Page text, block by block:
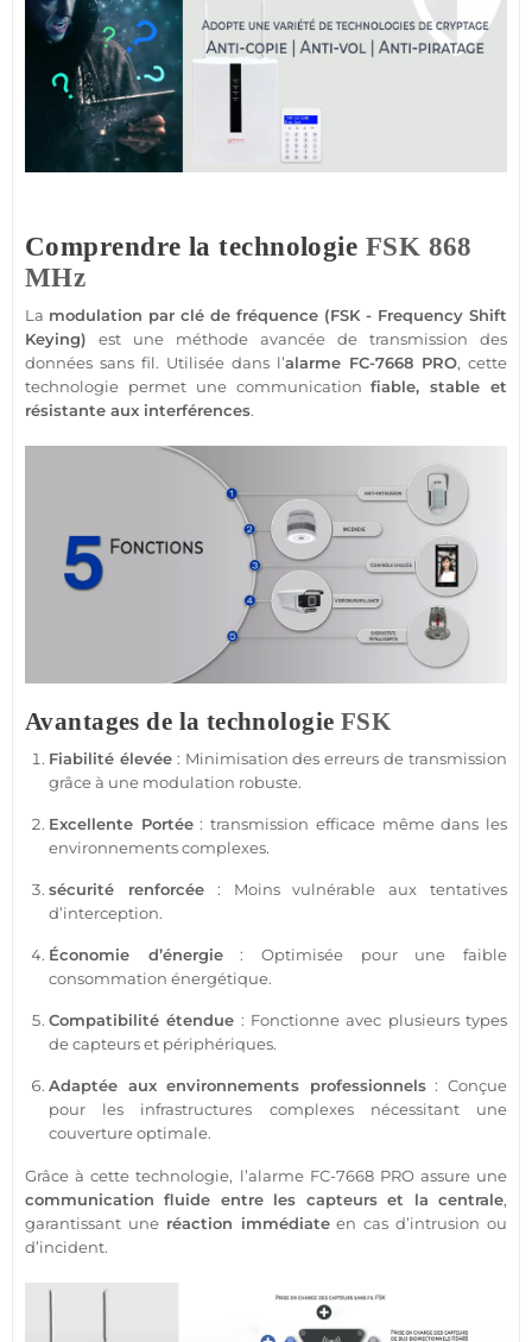
Comprendre la technologie FSK 868
MHz
La modulation par clé de fréquence (FSK- Frequency Shift
Keying) est une méthode avancée de transmission des
données sans fil. Utilisée dans l’alarme FC-7668 PRO, cette
technologie permet une communicationfiable, stable et
résistante aux interférences.
Avantages de la technologie FSK
Fiabilité élevée: Minimisation des erreurs detransmission
grâce à une modulation robuste.
Excellente Portée:transmission efficace même dans les
environnements complexes.
sécurité renforcée: Moins vulnérable aux tentatives
d’interception.
Économie d’énergie: Optimisée pour une faible
consommation énergétique.
Compatibilité étendue : Fonctionne avec plusieurs types
de capteurs et périphériques.
Adaptée aux environnements professionnels: Conçue
pour les infrastructures complexes nécessitant une
couverture optimale.
Grâce à cette technologie, l’alarme FC-7668PRO assure une
communication fluide entre les capteurs et la centrale,
garantissant une réaction immédiateen cas d’intrusion ou
d’incident.